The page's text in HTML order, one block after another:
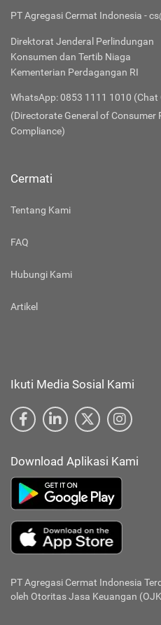
PT Agregasi Cermat Indonesia -
Direktorat Jenderal Perlindungan
Konsumen dan Tertib Niaga
Kementerian Perdagangan RI
WhatsApp: 0853 1111 1010 (Chat
(Directorate General of Consumer
Compliance)
Cermati
Tentang Kami
FAQ
Hubungi Kami
Artikel
Ikuti Media Sosial Kami
Download Aplikasi Kami
PT Agregasi Cermat Indonesia
oleh Otoritas Jasa Keuangan